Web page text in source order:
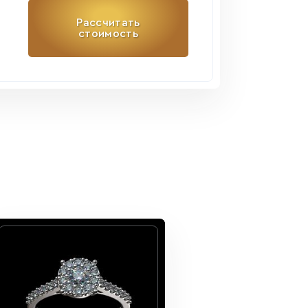
Рассчитать
стоимость